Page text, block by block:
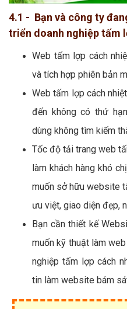
4.1 - Bạn và công ty
triển doanh nghiệp tấm
Web tấm lợp cách
và tích hợp phiên bản
Web tấm lợp cách
đến không có thứ
dùng không tìm kiếm
Tốc độ tải trang web
làm khách hàng khó
muốn sở hữu website
ưu việt, giao diện đẹp,
Bạn cần thiết kế
muốn kỹ thuật làm
nghiệp tấm lợp cách
tin làm website bám